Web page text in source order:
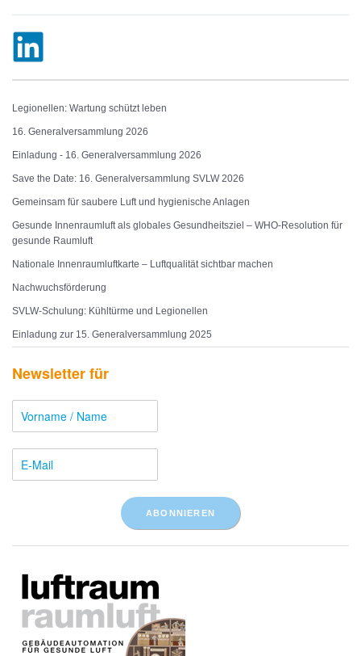
Legionellen: Wartung schützt leben
16. Generalversammlung 2026
Einladung - 16. Generalversammlung 2026
Save the Date: 16. Generalversammlung SVLW 2026
Gemeinsam für saubere Luft und hygienische Anlagen
Gesunde Innenraumluft als globales Gesundheitsziel – WHO-Resolution für
gesunde Raumluft
Nationale Innenraumluftkarte – Luftqualität sichtbar machen
Nachwuchsförderung
SVLW-Schulung: Kühltürme und Legionellen
Einladung zur 15. Generalversammlung 2025
Newsletter für